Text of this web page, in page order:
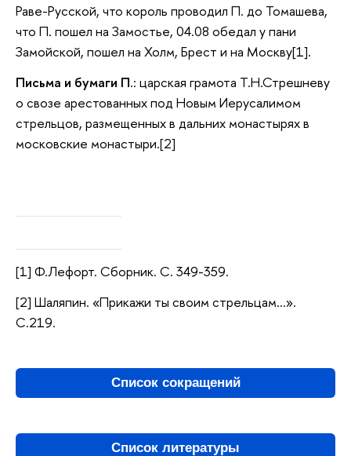
Раве-Русской, что король проводил П. до Томашева,
что П. пошел на Замостье, 04.08 обедал у пани
Замойской, пошел на Холм, Брест и на Москву[1].
Письма и бумаги П.: царская грамота Т.Н.Стрешневу
о свозе арестованных под Новым Иерусалимом
стрельцов, размещенных в дальних монастырях в
московские монастыри.[2]
[1] Ф.Лефорт. Сборник. С. 349-359.
[2] Шаляпин. «Прикажи ты своим стрельцам…».
С.219.
Список сокращений
Список литературы